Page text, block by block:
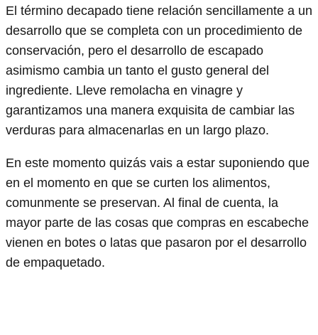
El término decapado tiene relación sencillamente a un
desarrollo que se completa con un procedimiento de
conservación, pero el desarrollo de escapado
asimismo cambia un tanto el gusto general del
ingrediente. Lleve remolacha en vinagre y
garantizamos una manera exquisita de cambiar las
verduras para almacenarlas en un largo plazo.
En este momento quizás vais a estar suponiendo que
en el momento en que se curten los alimentos,
comunmente se preservan. Al final de cuenta, la
mayor parte de las cosas que compras en escabeche
vienen en botes o latas que pasaron por el desarrollo
de empaquetado.